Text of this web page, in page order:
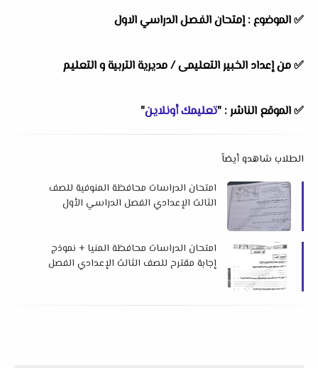
✅الموضوع :إمتحان الفصل الدراسي الاول
✅من إعداد الخبير التعليمى /مديرية التربية و التعليم
✅الموقع الناشر : "تعليمك أونلاين"
الطلاب شاهدو أيضاً
امتحان الدراسات محافظة المنوفية للصف
الثالث الإعدادي الفصل الدراسي الأول
امتحان الدراسات محافظة المنيا + نموذج
إجابة مقترح للصف الثالث الإعدادي الفصل